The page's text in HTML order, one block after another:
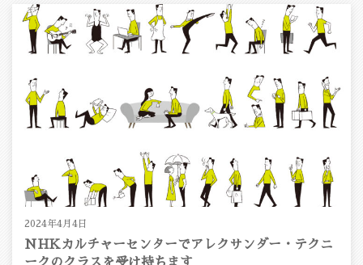
2024年4月4日
NHKカルチャーセンターでアレクサンダー・テクニ
ークのクラスを受け持ちます